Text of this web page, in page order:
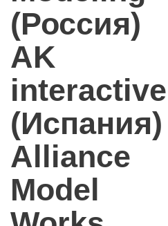
(Россия)
AK
interactive
(Испания)
Alliance
Model